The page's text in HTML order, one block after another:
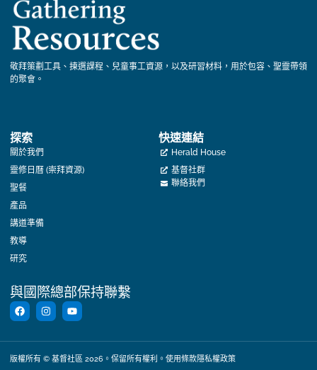
敬拜策劃工具、揀選課程、兒童事工資源，以及研習材料，用於包容、聖靈帶領
的聚會。
探索
關於我們
靈修日曆 (崇拜資源)
聖餐
產品
講道準備
教導
研究
快速連結
Herald House
基督社群
聯絡我們
與國際總部保持聯繫
版權所有 © 基督社區 2026。保留所有權利。 使用條款隱私權政策